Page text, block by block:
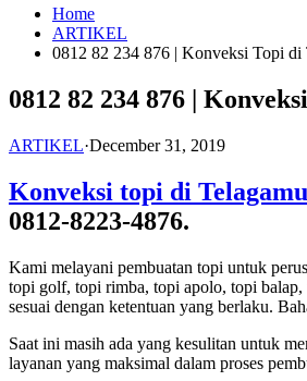
Home
ARTIKEL
0812 82 234 876 | Konveksi Topi di
0812 82 234 876 |
ARTIKEL·December 31, 2019
Konveksi topi di
0812-8223-4876.
Kami melayani pembuatan topi untuk
topi golf, topi rimba, topi apolo, topi balap,
sesuai dengan ketentuan yang berlaku.
Saat ini masih ada yang kesulitan untuk
layanan yang maksimal dalam proses